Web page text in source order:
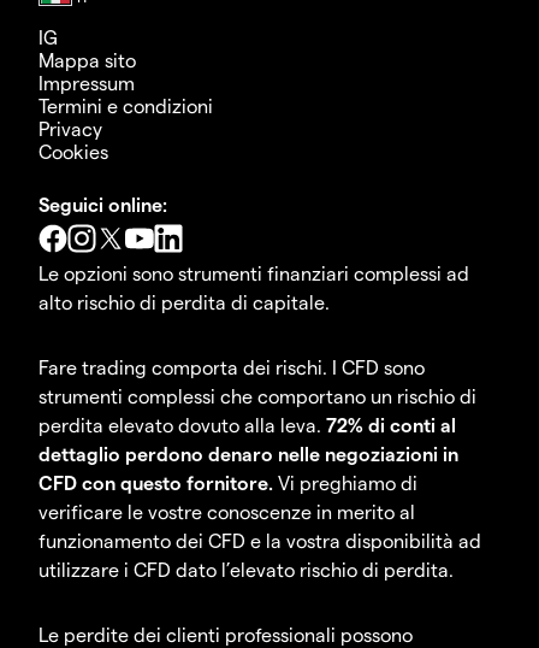
IG
Mappa sito
Impressum
Termini e condizioni
Privacy
Cookies
Seguici online:
Le opzioni sono strumenti finanziari complessi ad
alto rischio di perdita di capitale.
Fare trading comporta dei rischi. I CFD sono
strumenti complessi che comportano un rischio di
perdita elevato dovuto alla leva. 72% di conti al
dettaglio perdono denaro nelle negoziazioni in
CFD con questo fornitore. Vi preghiamo di
verificare le vostre conoscenze in merito al
funzionamento dei CFD e la vostra disponibilità ad
utilizzare i CFD dato l’elevato rischio di perdita.
Le perdite dei clienti professionali possono